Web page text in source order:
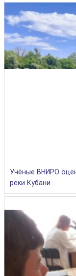
Учёные ВНИРО
реки Кубани